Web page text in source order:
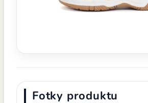
Fotky produktu